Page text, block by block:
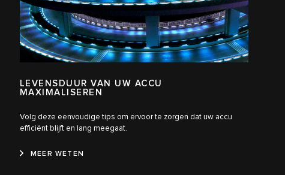
LEVENSDUUR VAN UW ACCU
MAXIMALISEREN
Volg deze eenvoudige tips om ervoor te zorgen dat uw accu
efficiënt blijft en lang meegaat.
MEER WETEN